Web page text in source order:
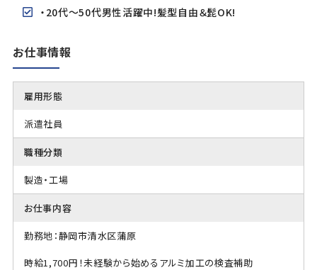
・20代～50代男性活躍中!髪型自由＆髭OK!
お仕事情報
雇用形態
派遣社員
職種分類
製造・工場
お仕事内容
勤務地：静岡市清水区蒲原
時給1,700円！未経験から始めるアルミ加工の検査補助